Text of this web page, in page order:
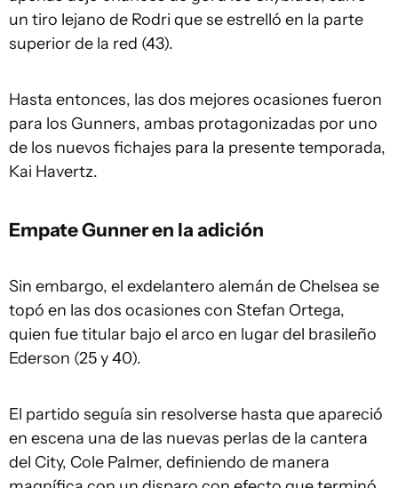
un tiro lejano de Rodri que se estrelló en la parte
superior de la red (43).
Hasta entonces, las dos mejores ocasiones fueron
para los Gunners, ambas protagonizadas por uno
de los nuevos fichajes para la presente temporada,
Kai Havertz.
Empate Gunner en la adición
Sin embargo, el exdelantero alemán de Chelsea se
topó en las dos ocasiones con Stefan Ortega,
quien fue titular bajo el arco en lugar del brasileño
Ederson (25 y 40).
El partido seguía sin resolverse hasta que apareció
en escena una de las nuevas perlas de la cantera
del City, Cole Palmer, definiendo de manera